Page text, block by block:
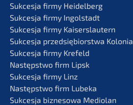
Sukces­ja firmy Heidelberg
Sukces­ja firmy Ingolstadt
Sukces­ja firmy Kaiserslautern
Sukces­ja przedsię­bi­orst­wa Kolonia
Sukces­ja firmy Krefeld
Następst­wo firm Lipsk
Sukces­ja firmy Linz
Następst­wo firm Lubeka
Sukces­ja bizne­so­wa Mediolan